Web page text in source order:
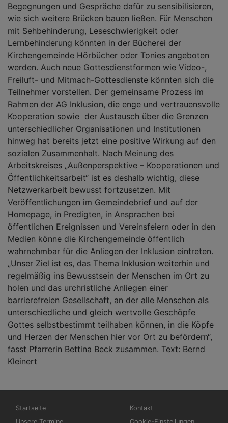
Begegnungen und Gespräche dafür zu sensibilisieren,
wie sich weitere Brücken bauen ließen. Für Menschen
mit Sehbehinderung, Leseschwierigkeit oder
Lernbehinderung könnten in der Bücherei der
Kirchengemeinde Hörbücher oder Tonies angeboten
werden. Auch neue Gottesdienstformen wie Video-,
Freiluft- und Mitmach-Gottesdienste könnten sich die
Teilnehmer vorstellen. Der gemeinsame Prozess im
Rahmen der AG Inklusion, die enge und vertrauensvolle
Kooperation sowie der Austausch über die Grenzen
unterschiedlicher Organisationen und Institutionen
hinweg hat bereits jetzt eine positive Wirkung auf den
sozialen Zusammenhalt. Nach Meinung des
Arbeitskreises „Außenperspektive – Kooperationen und
Öffentlichkeitsarbeit“ ist es deshalb wichtig, diese
Netzwerkarbeit bewusst fortzusetzen. Mit
Veröffentlichungen im Gemeindebrief und auf der
Homepage, in Predigten, in Ansprachen bei
öffentlichen Ereignissen und Vereinsfeiern oder in den
Medien könne die Kirchengemeinde öffentlich
wahrnehmbar für die Anliegen der Inklusion eintreten.
„Unser Ziel ist es, das Thema Inklusion weiterhin und
regelmäßig ins Bewusstsein der Menschen im Ort zu
holen und das urchristliche Anliegen einer
barrierefreien Gesellschaft, an der alle Menschen als
unterschiedliche und gleich wertvolle Geschöpfe
Gottes selbstbestimmt teilhaben können, in die Köpfe
und Herzen der Menschen hier vor Ort zu befördern“,
fasst Pfarrerin Bettina Beck zusammen. Text: Bernd
Kleinert
Hauptnavigation
Startseite
Fußbereichsmenü
Kontakt